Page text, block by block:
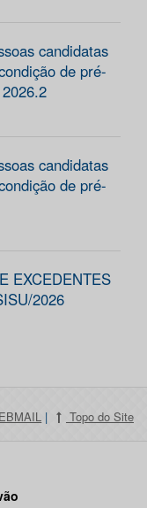
candidatas
de pré-
candidatas
de pré-
EXCEDENTES
2026
| Topo do Site